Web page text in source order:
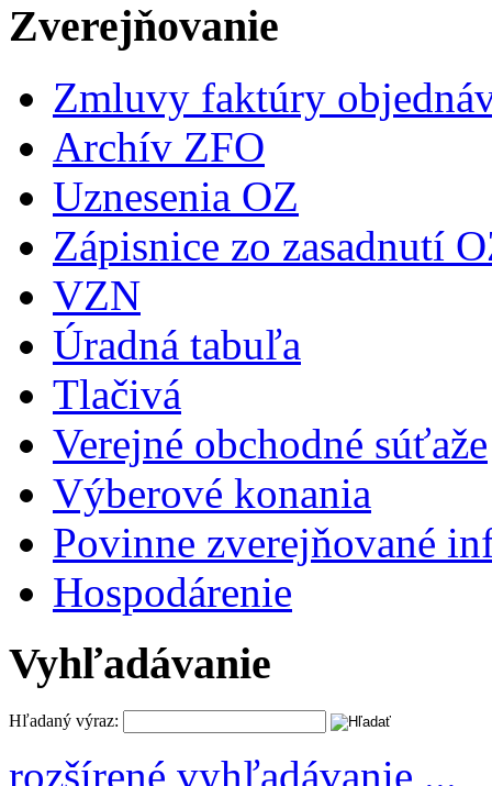
Zverejňovanie
Zmluvy faktúry
Archív ZFO
Uznesenia OZ
Zápisnice zo zasadnutí
VZN
Úradná tabuľa
Tlačivá
Verejné obchodné súťaže
Výberové konania
Povinne zverejňované
Hospodárenie
Vyhľadávanie
Hľadaný výraz:
rozšírené vyhľadávanie ...